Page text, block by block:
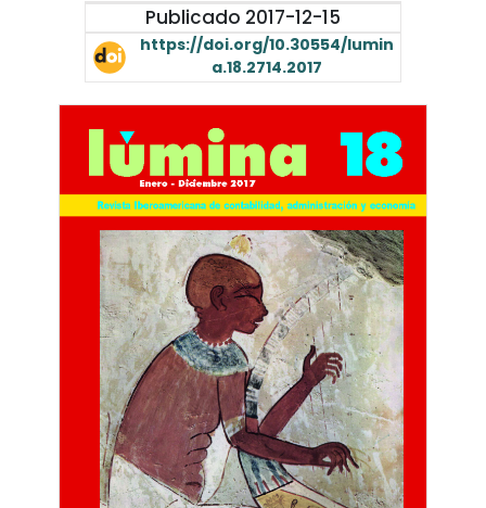
Publicado 2017-12-15
https://doi.org/10.30554/lumin
a.18.2714.2017